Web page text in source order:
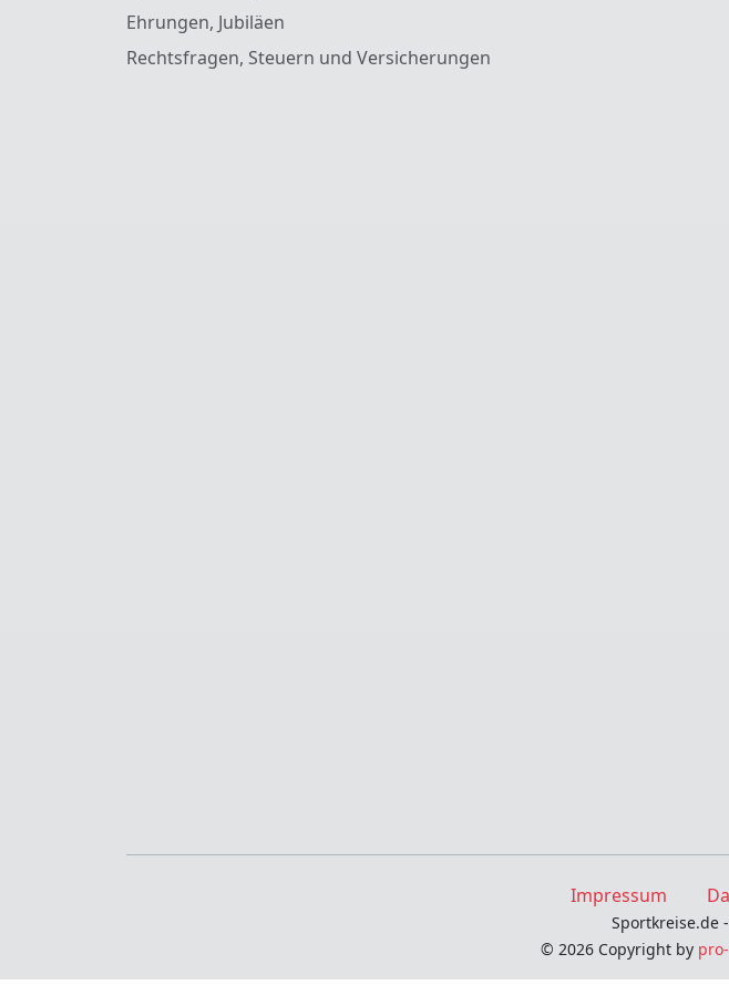
Ehrungen, Jubiläen
Rechtsfragen, Steuern und Versicherungen
Impressum
Sportkreise.de
© 2026 Copyright by